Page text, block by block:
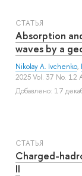
СТАТЬЯ
Absorption
waves by a
Nikolay A. Ivchenko,
2025 Vol. 37 No. 12
Добавлено: 17
СТАТЬЯ
Charged-
II